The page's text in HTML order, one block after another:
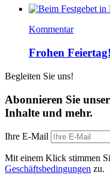
Kommentar
Frohen Feiertag!
Begleiten Sie uns!
Abonnieren Sie
Inhalte und mehr.
Ihre E-Mail
Mit einem Klick stimmen
Geschäftsbedingungen zu.